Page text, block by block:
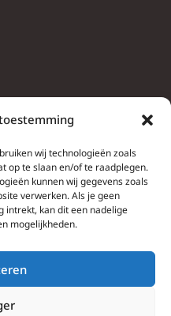
wij technologieën zoals
op te slaan en/of te raadplegen.
kunnen wij gegevens zoals
verwerken. Als je geen
intrekt, kan dit een nadelige
mogelijkheden.